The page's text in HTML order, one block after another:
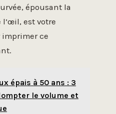
épousant la
l’œil, est votre
ce
épais à 50 ans : 3
le volume et